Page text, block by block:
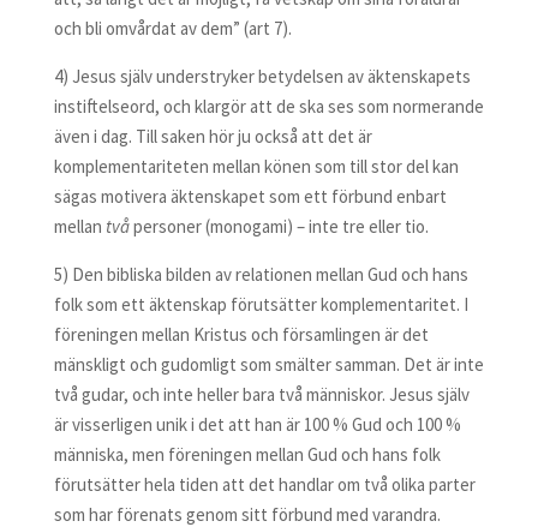
och bli omvårdat av dem” (art 7).
4) Jesus själv understryker betydelsen av äktenskapets
instiftelseord, och klargör att de ska ses som normerande
även i dag. Till saken hör ju också att det är
komplementariteten mellan könen som till stor del kan
sägas motivera äktenskapet som ett förbund enbart
mellan tvåpersoner (monogami) – inte tre eller tio.
5) Den bibliska bilden av relationen mellan Gud och hans
folk som ett äktenskap förutsätter komplementaritet. I
föreningen mellan Kristus och församlingen är det
mänskligt och gudomligt som smälter samman. Det är inte
två gudar, och inte heller bara två människor. Jesus själv
är visserligen unik i det att han är 100 % Gud och 100 %
människa, men föreningen mellan Gud och hans folk
förutsätter hela tiden att det handlar om två olika parter
som har förenats genom sitt förbund med varandra.